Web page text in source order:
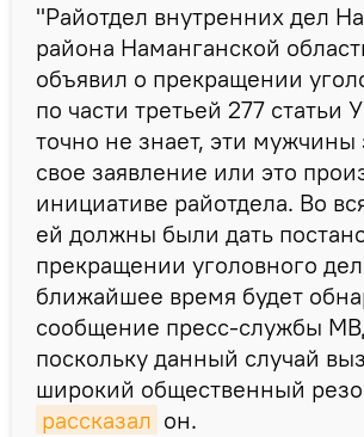
"Райотдел внутренних дел
района Наманганской
объявил о прекращении
по части третьей 277 статьи
точно не знает, эти мужчины
свое заявление или это
инициативе райотдела. Во
ей должны были дать
прекращении уголовного
ближайшее время будет
сообщение пресс-службы
поскольку данный случай
широкий общественный
рассказал он.